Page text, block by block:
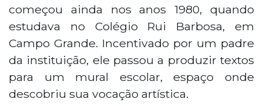
começou ainda nos anos 1980, quando
estudava no Colégio Rui Barbosa, em
Campo Grande. Incentivado por um padre
da instituição, ele passou a produzir textos
para um mural escolar, espaço onde
descobriu sua vocação artística.